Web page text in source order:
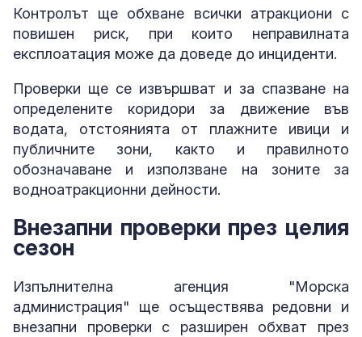
Контролът ще обхване всички атракциони с
повишен риск, при които неправилната
експлоатация може да доведе до инциденти.
Проверки ще се извършват и за спазване на
определените коридори за движение във
водата, отстоянията от плажните ивици и
публичните зони, както и правилното
обозначаване и използване на зоните за
водноатракционни дейности.
Внезапни проверки през целия
сезон
Изпълнителна агенция "Морска
администрация" ще осъществява редовни и
внезапни проверки с разширен обхват през